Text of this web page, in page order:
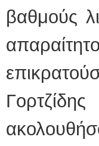
βαθμούς